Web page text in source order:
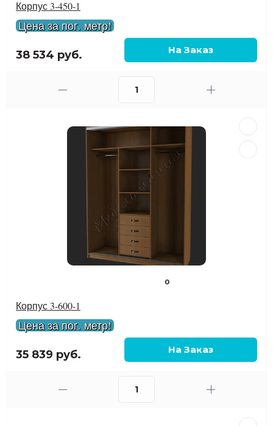
Корпус 3-450-1
Цена за пог. метр!
38 534 руб.
0
Корпус 3-600-1
Цена за пог. метр!
35 839 руб.